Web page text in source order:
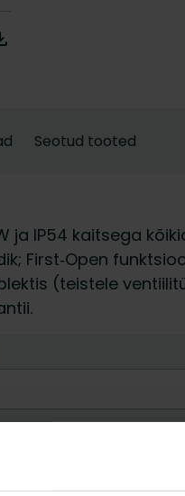
Seotud tooted
ja IP54 kaitsega
First‑Open
(teistele